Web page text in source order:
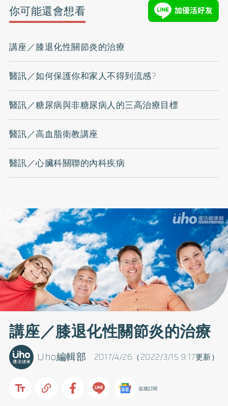
你可能還會想看
講座／膝退化性關節炎的治療
醫訊／如何保護你和家人不得到流感?
醫訊／糖尿病與非糖尿病人的三高治療目標
醫訊／高血脂衛教講座
醫訊／心臟科關聯的內科疾病
講座／膝退化性關節炎的治療
2017/4/26（2022/3/15 9:17更新）
Uho編輯部
追蹤訂閱